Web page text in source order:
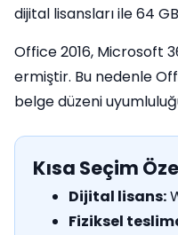
dijital lisansları ile 64
Office 2016, Microsoft
ermiştir. Bu nedenle
belge düzeni
Kısa Seçim
Dijital lisans:
Fiziksel